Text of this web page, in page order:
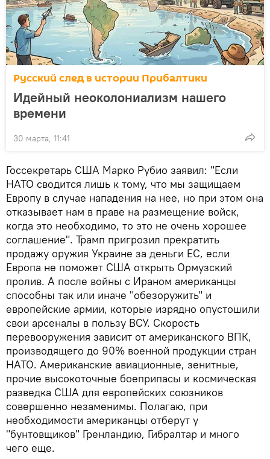
Русский след в истории Прибалтики
Идейный неоколониализм нашего
времени
30 марта, 11:41
Госсекретарь США Марко Рубио заявил: "Если
НАТО сводится лишь к тому, что мы защищаем
Европу в случае нападения на нее, но при этом она
отказывает нам в праве на размещение войск,
когда это необходимо, то это не очень хорошее
соглашение". Трамп пригрозил прекратить
продажу оружия Украине за деньги ЕС, если
Европа не поможет США открыть Ормузский
пролив. А после войны с Ираном американцы
способны так или иначе "обезоружить" и
европейские армии, которые изрядно опустошили
свои арсеналы в пользу ВСУ. Скорость
перевооружения зависит от американского ВПК,
производящего до 90% военной продукции стран
НАТО. Американские авиационные, зенитные,
прочие высокоточные боеприпасы и космическая
разведка США для европейских союзников
совершенно незаменимы. Полагаю, при
необходимости американцы отберут у
"бунтовщиков" Гренландию, Гибралтар и много
чего еще.